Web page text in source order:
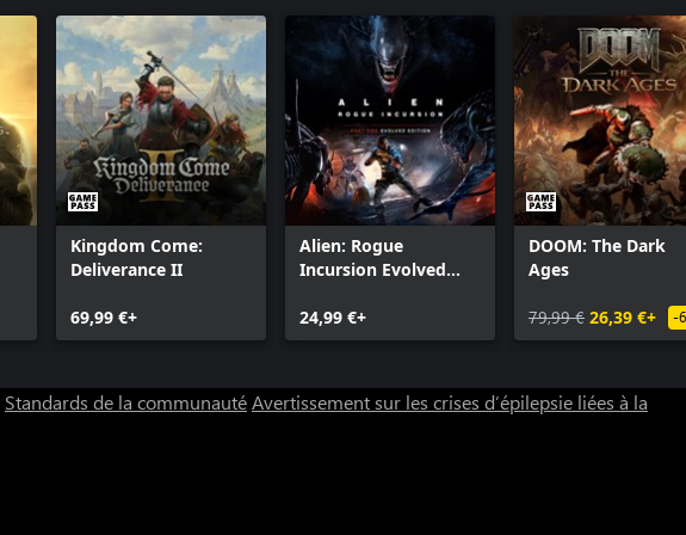
Kingdom Come:
Deliverance II
69,99 €+
Alien: Rogue
Incursion Evolved
24,99 €+
DOOM: The Dark
Ages
79,99 € 26,39 €+ -
Standards de la communautéAvertissement sur les crises d’épilepsie liées à la